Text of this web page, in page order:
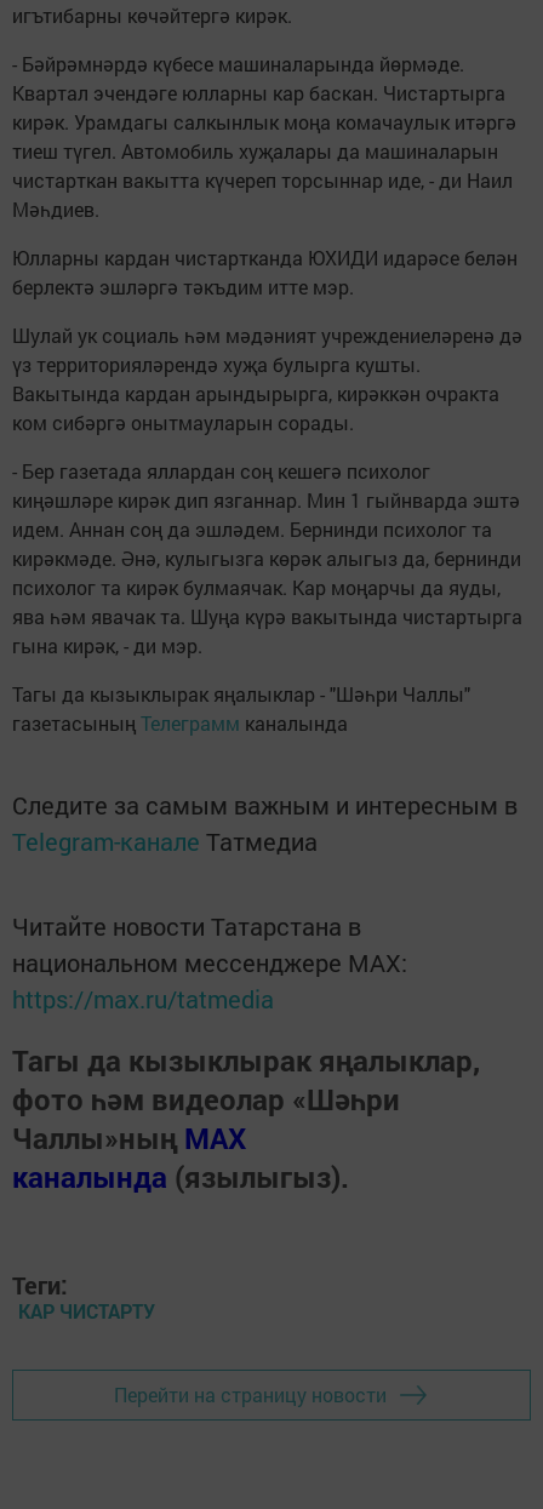
игътибарны көчәйтергә кирәк.
- Бәйрәмнәрдә күбесе машиналарында йөрмәде.
Квартал эчендәге юлларны кар баскан. Чистартырга
кирәк. Урамдагы салкынлык моңа комачаулык итәргә
тиеш түгел. Автомобиль хуҗалары да машиналарын
чистарткан вакытта күчереп торсыннар иде, - ди Наил
Мәһдиев.
Юлларны кардан чистартканда ЮХИДИ идарәсе белән
берлектә эшләргә тәкъдим итте мэр.
Шулай ук социаль һәм мәдәният учреждениеләренә дә
үз территорияләрендә хуҗа булырга кушты.
Вакытында кардан арындырырга, кирәккән очракта
ком сибәргә онытмауларын сорады.
- Бер газетада яллардан соң кешегә психолог
киңәшләре кирәк дип язганнар. Мин 1 гыйнварда эштә
идем. Аннан соң да эшләдем. Бернинди психолог та
кирәкмәде. Әнә, кулыгызга көрәк алыгыз да, бернинди
психолог та кирәк булмаячак. Кар моңарчы да яуды,
ява һәм явачак та. Шуңа күрә вакытында чистартырга
гына кирәк, - ди мэр.
Тагы да кызыклырак яңалыклар - "Шәһри Чаллы"
газетасының Телеграмм каналында
Следите за самым важным и интересным в
Telegram-канале Татмедиа
Читайте новости Татарстана в
национальном мессенджере MАХ:
https://max.ru/tatmedia
Тагы да кызыклырак яңалыклар,
фото һәм видеолар «Шәһри
Чаллы»ның MAX
каналында (язылыгыз).
Теги:
КАР ЧИСТАРТУ
Перейти на страницу новости